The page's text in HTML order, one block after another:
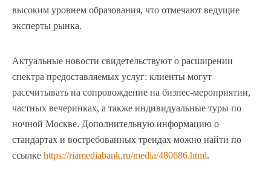
высоким уровнем образования, что отмечают ведущие
эксперты рынка.
Актуальные новости свидетельствуют о расширении
спектра предоставляемых услуг: клиенты могут
рассчитывать на сопровождение на бизнес-мероприятии,
частных вечеринках, а также индивидуальные туры по
ночной Москве. Дополнительную информацию о
стандартах и востребованных трендах можно найти по
ссылке https://riamediabank.ru/media/480686.html.